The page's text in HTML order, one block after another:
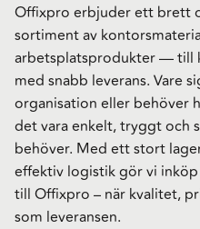
Offixpro erbjuder ett brett
sortiment av
arbetsplatsprodukter — till
med snabb leverans. Vare
organisation eller behöver
det vara enkelt, tryggt och
behöver. Med ett stort
effektiv logistik gör vi
till Offixpro – när kvalitet,
som leveransen.